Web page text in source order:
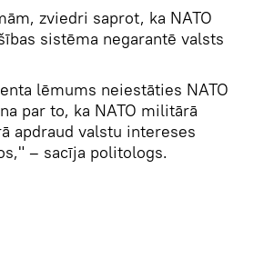
zviedri saprot, ka NATO
sistēma negarantē valsts
lēmums neiestāties NATO
par to, ka NATO militārā
apdraud valstu intereses
– sacīja politologs.